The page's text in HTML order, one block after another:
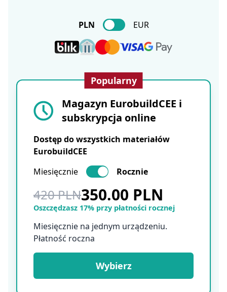
PLN EUR
Popularny
Magazyn EurobuildCEE i
subskrypcja online
Dostęp do wszystkich materiałów
EurobuildCEE
Miesięcznie
Rocznie
420 PLN350.00 PLN
Oszczędzasz 17% przy płatności rocznej
Miesięcznie na jednym urządzeniu.
Płatność roczna
Wybierz